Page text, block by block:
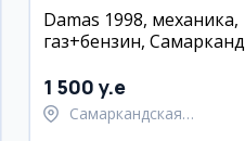
Damas 1998, механика,
газ+бензин, Самарканд
1 500 y.e
Самаркандская